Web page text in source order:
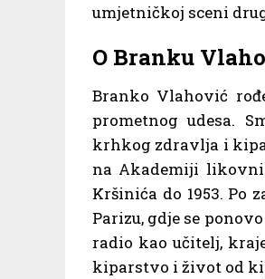
umjetničkoj sceni
O Branku
Branko Vlahović
prometnog udesa.
krhkog zdravlja i
na Akademiji
Kršinića do 1953. Po
Parizu, gdje se
radio kao učitelj,
kiparstvo i život od